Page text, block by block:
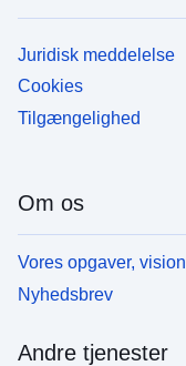
Juridisk meddelelse
Cookies
Tilgængelighed
Om os
Vores opgaver,
Nyhedsbrev
Andre tjenester